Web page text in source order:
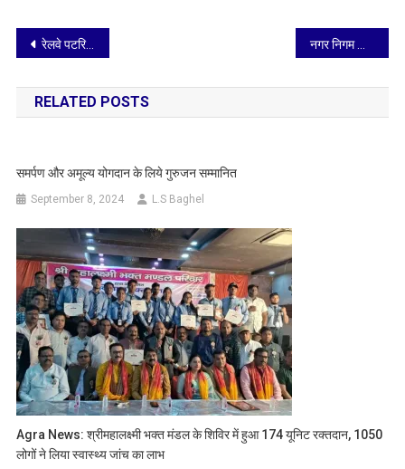
Post
navigation
रेलवे पटरियों के किनारे कूड़ा फैंकने वालों की अब खैर नहीं नगर निगम टीम ने पकड़ी पचास कुंतल प्रतिबंधित पॉलीथिन, लाखों का जुर्माना
RELATED POSTS
समर्पण और अमूल्य योगदान के लिये गुरुजन सम्मानित
September 8, 2024 L.S Baghel
Agra News: श्रीमहालक्ष्मी भक्त मंडल के शिविर में हुआ 174 यूनिट रक्तदान, 1050
लोगों ने लिया स्वास्थ्य जांच का लाभ